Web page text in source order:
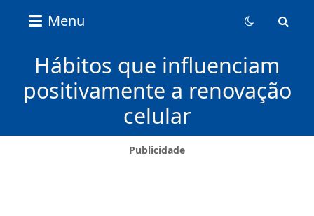
Content Menu
Hábitos que influenciam
positivamente a renovação
celular